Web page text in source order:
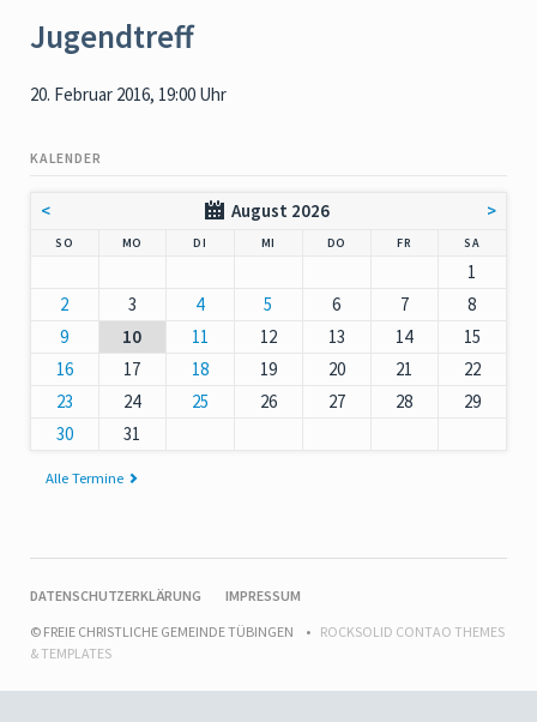
Jugendtreff
20. Februar 2016, 19:00 Uhr
KALENDER
< August 2026 >
SO MO DI MI DO NNERSTAG
FR SAMSTAG
1
2
3 4 5 6 7
8
9
10 11 12 13 14
15
16
17 18 19 20 21
22
23
24 25 26 27 28
29
30
31
Alle Termine
NAVIGATION
DATENSCHUTZERKLÄRUNG
IMPRESSUM
© FREIE CHRISTLICHE GEMEINDE TÜBINGEN
ROCKSOLID CONTAO THEMES
& TEMPLATES